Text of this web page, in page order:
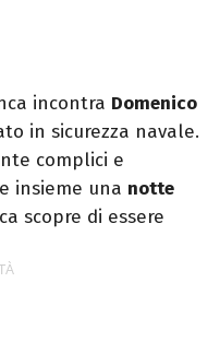
incontra Domenico
in sicurezza navale.
complici e
insieme una notte
scopre di essere